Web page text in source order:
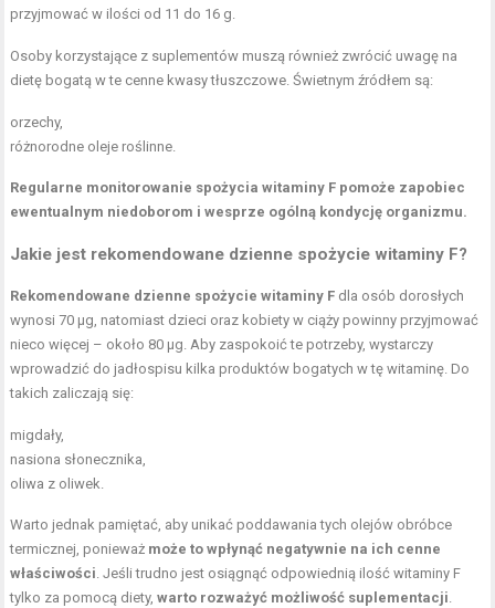
przyjmować w ilości od 11 do 16 g.
Osoby korzystające z suplementów muszą również zwrócić uwagę na
dietę bogatą w te cenne kwasy tłuszczowe. Świetnym źródłem są:
orzechy,
różnorodne oleje roślinne.
Regularne monitorowanie spożycia witaminy F pomoże zapobiec
ewentualnym niedoborom i wesprze ogólną kondycję organizmu.
Jakie jest rekomendowane dzienne spożycie witaminy F?
Rekomendowane dzienne spożycie witaminy F dla osób dorosłych
wynosi 70 µg, natomiast dzieci oraz kobiety w ciąży powinny przyjmować
nieco więcej – około 80 µg. Aby zaspokoić te potrzeby, wystarczy
wprowadzić do jadłospisu kilka produktów bogatych w tę witaminę. Do
takich zaliczają się:
migdały,
nasiona słonecznika,
oliwa z oliwek.
Warto jednak pamiętać, aby unikać poddawania tych olejów obróbce
termicznej, ponieważ może to wpłynąć negatywnie na ich cenne
właściwości. Jeśli trudno jest osiągnąć odpowiednią ilość witaminy F
tylko za pomocą diety,warto rozważyć możliwość suplementacji.